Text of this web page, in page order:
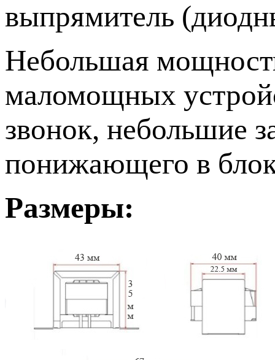
выпрямитель
Небольшая
маломощных
звонок, небольшие
понижающего в
Размеры: